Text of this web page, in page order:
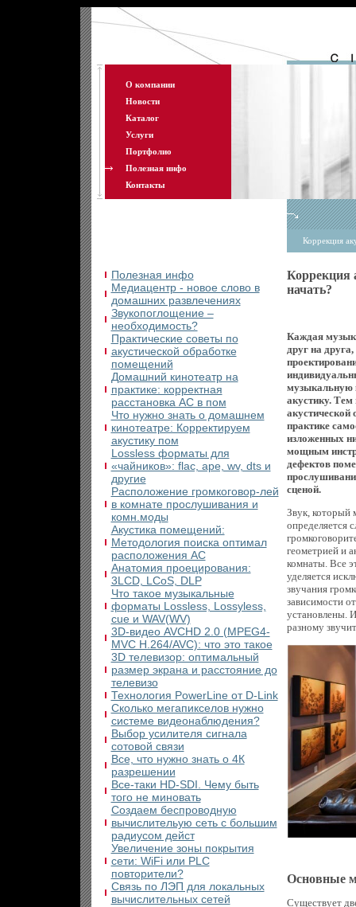
О компании
Новости
Каталог
Услуги
Портфолио
Полезная инфо
Контакты
Полезная инфо
Медиацентр - новое слово в
домашних развлечениях
Звукопоглощение –
необходимость?
Практические советы по
акустической обработке
помещений
Домашний кинотеатр на
практике: корректная
расстановка АС в пом
Что нужно знать о домашнем
кинотеатре: Корректируем
акустику пом
Lossless форматы для
«чайников»: flac, ape, wv, dts и
другие
Расположение громкоговор-лей
в комнате прослушивания и
комн.моды
Акустика помещений:
Методология поиска оптимал
расположения АС
Анатомия проецирования:
3LCD, LCоS, DLP
Что такое музыкальные
форматы Lossless, Lossyless,
cue и WAV(WV)
3D-видео AVCHD 2.0 (MPEG4-
MVC H.264/AVC): что это такое
3D телевизор: оптимальный
размер экрана и расстояние до
телевизо
Технология PowerLine от D-Link
Сколько мегапикселов нужно
системе видеонаблюдения?
Выбор усилителя сигнала
сотовой связи
Все, что нужно знать о 4К
разрешении
Все-таки HD-SDI. Чему быть
того не миновать
Создаем беспроводную
вычислительую сеть с большим
радиусом дейст
Увеличение зоны покрытия
сети: WiFi или PLC
повторители?
Связь по ЛЭП для локальных
вычислительных сетей
Коррекция
Коррекция
начать?
Каждая
друг на
музыкальную
акустику.
практике
изложенных
мощным
дефектов
сценой.
Звук, который
определяется
геометрией и
комнаты. Все
уделяется
звучания
зависимости
установлены.
разному
Основные
Существует